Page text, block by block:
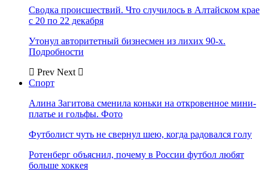
Сводка происшествий. Что случилось в Алтайском крае
с 20 по 22 декабря
Утонул авторитетный бизнесмен из лихих 90-х.
Подробности
Prev Next
Спорт
Алина Загитова сменила коньки на откровенное мини-
платье и гольфы. Фото
Футболист чуть не свернул шею, когда радовался голу
Ротенберг объяснил, почему в России футбол любят
больше хоккея